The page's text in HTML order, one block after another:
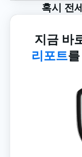
혹시 전
지금 바
리포트